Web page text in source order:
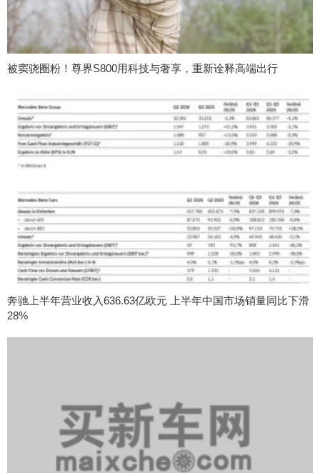
被窦骁圈粉！尊界S800用科技与奢享，重新诠释高端出行
奔驰上半年营业收入636.63亿欧元 上半年中国市场销量同比下滑
28%